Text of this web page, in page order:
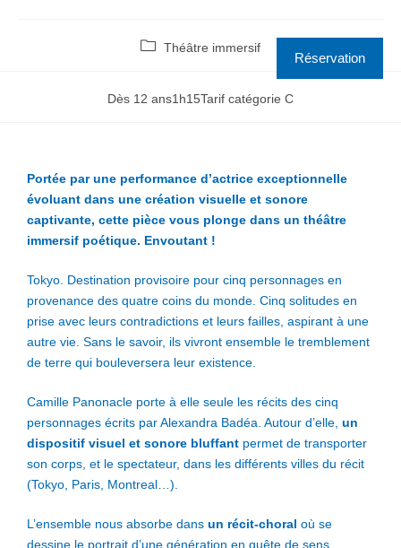
Théâtre immersif
Dès 12 ans1h15Tarif catégorie C
Réservation
Portée par une performance d’actrice exceptionnelle
évoluant dans une création visuelle et sonore
captivante, cette pièce vous plonge dans un théâtre
immersif poétique. Envoutant !
Tokyo. Destination provisoire pour cinq personnages en
provenance des quatre coins du monde. Cinq solitudes en
prise avec leurs contradictions et leurs failles, aspirant à une
autre vie. Sans le savoir, ils vivront ensemble le tremblement
de terre qui bouleversera leur existence.
Camille Panonacle porte à elle seule les récits des cinq
personnages écrits par Alexandra Badéa. Autour d’elle, un
dispositif visuel et sonore bluffant permet de transporter
son corps, et le spectateur, dans les différents villes du récit
(Tokyo, Paris, Montreal…).
L’ensemble nous absorbe dans un récit-choral où se
dessine le portrait d’une génération en quête de sens.